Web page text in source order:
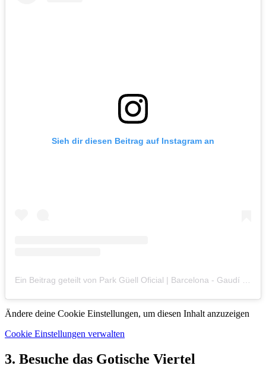
Sieh dir diesen Beitrag auf Instagram an
Ändere deine Cookie Einstellungen, um diesen Inhalt anzuzeigen
Cookie Einstellungen verwalten
3. Besuche das Gotische Viertel